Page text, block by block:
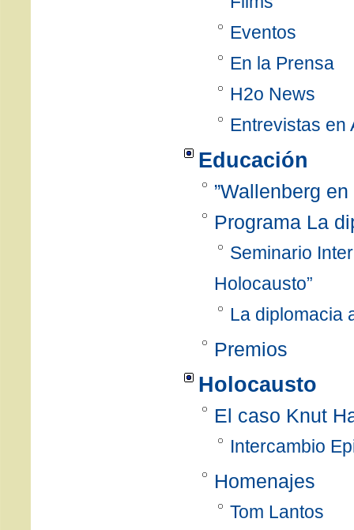
Eventos
En la Prensa
H2o News
Entrevistas en
Educación
”Wallenberg
Programa La
Seminario
Holocausto”
La diplomacia
Premios
Holocausto
El caso Knut
Intercambio
Homenajes
Tom Lantos